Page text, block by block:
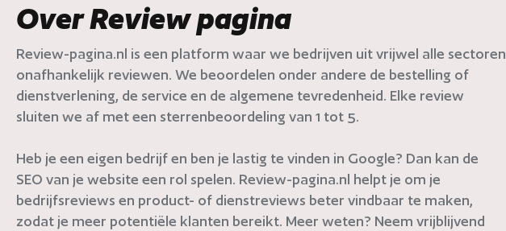
Over Review pagina
Review-pagina.nl is een platform waar we bedrijven uit vrijwel alle sectoren
onafhankelijk reviewen. We beoordelen onder andere de bestelling of
dienstverlening, de service en de algemene tevredenheid. Elke review
sluiten we af met een sterrenbeoordeling van 1 tot 5.
Heb je een eigen bedrijf en ben je lastig te vinden in Google? Dan kan de
SEO van je website een rol spelen. Review-pagina.nl helpt je om je
bedrijfsreviews en product- of dienstreviews beter vindbaar te maken,
zodat je meer potentiële klanten bereikt. Meer weten? Neem vrijblijvend